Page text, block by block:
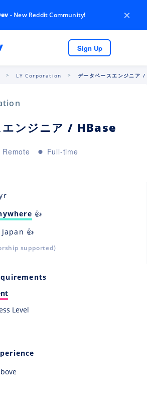
- New Reddit Community! ×
Sign Up
LY Corporation データベースエンジニア
エンジニア / HBase
Full-time
👍
👍
supported)
Level